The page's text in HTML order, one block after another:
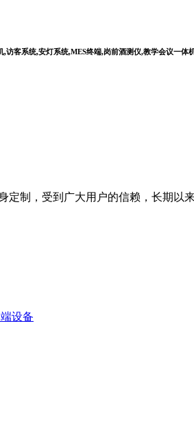
客系统,安灯系统,MES终端,岗前酒测仪,教学会议一
制，受到广大用户的信赖，长期以
设备